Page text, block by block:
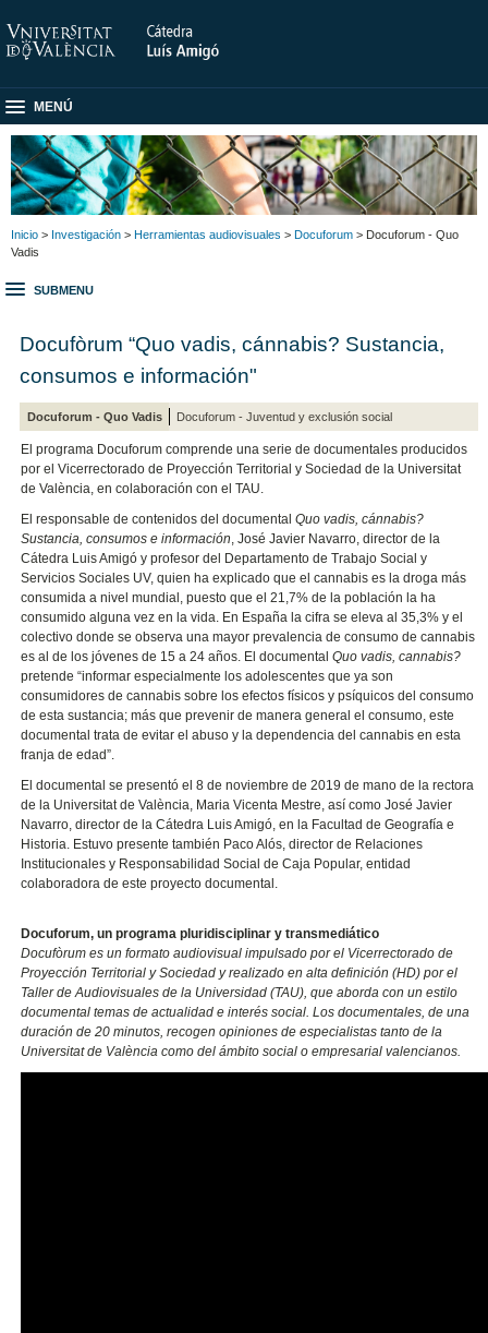
MENÚ
Inicio > Investigación > Herramientas audiovisuales > Docuforum > Docuforum - Quo
Vadis
SUBMENU
Docufòrum “Quo vadis, cánnabis? Sustancia,
consumos e información"
Docuforum - Quo Vadis Docuforum - Juventud y exclusión social
El programa Docuforum comprende una serie de documentales producidos
por el Vicerrectorado de Proyección Territorial y Sociedad de la Universitat
de València, en colaboración con el TAU.
El responsable de contenidos del documentalQuo vadis, cánnabis?
Sustancia, consumos e información, José Javier Navarro, director de la
Cátedra Luis Amigó y profesor del Departamento de Trabajo Social y
Servicios Sociales UV, quien ha explicado que el cannabis es la droga más
consumida a nivel mundial, puesto que el 21,7% de la población la ha
consumido alguna vez en la vida. En España la cifra se eleva al 35,3% y el
colectivo donde se observa una mayor prevalencia de consumo de cannabis
es al de los jóvenes de 15 a 24 años. El documental Quo vadis, cannabis?
pretende “informar especialmente los adolescentes que ya son
consumidores de cannabis sobre los efectos físicos y psíquicos del consumo
de esta sustancia; más que prevenir de manera general el consumo, este
documental trata de evitar el abuso y la dependencia del cannabis en esta
franja de edad”.
El documental se presentó el 8 de noviembre de 2019 de mano de la rectora
de la Universitat de València, Maria Vicenta Mestre, así como José Javier
Navarro, director de la Cátedra Luis Amigó, en la Facultad de Geografía e
Historia. Estuvo presente también Paco Alós, director de Relaciones
Institucionales y Responsabilidad Social de Caja Popular, entidad
colaboradora de este proyecto documental.
Docuforum, un programa pluridisciplinar y transmediático
Docufòrum es un formato audiovisual impulsado por el Vicerrectorado de
Proyección Territorial y Sociedad y realizado en alta definición (HD) por el
Taller de Audiovisuales de la Universidad (TAU), que aborda con un estilo
documental temas de actualidad e interés social. Los documentales, de una
duración de 20 minutos, recogen opiniones de especialistas tanto de la
Universitat de València como del ámbito social o empresarial valencianos.